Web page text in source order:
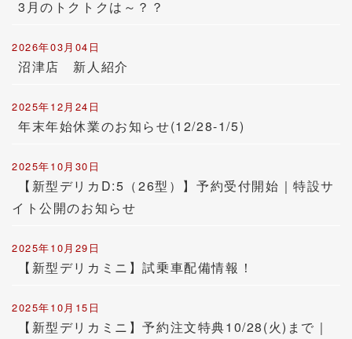
3月のトクトクは～？？
2026年03月04日
沼津店 新人紹介
2025年12月24日
年末年始休業のお知らせ(12/28-1/5)
2025年10月30日
【新型デリカD:5（26型）】予約受付開始｜特設サ
イト公開のお知らせ
2025年10月29日
【新型デリカミニ】試乗車配備情報！
2025年10月15日
【新型デリカミニ】予約注文特典10/28(火)まで｜